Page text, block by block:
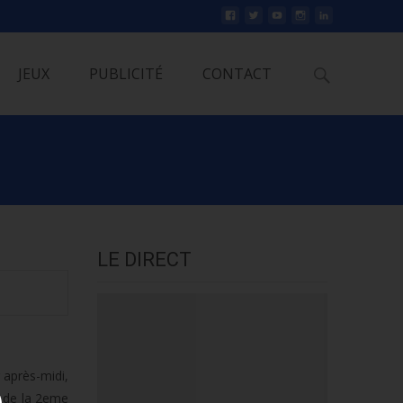
JEUX PUBLICITÉ CONTACT
midi,
la 2eme
LE DIRECT